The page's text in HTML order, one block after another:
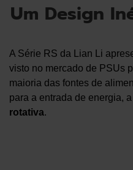
Um Design
A Série RS da Lian Li
visto no mercado de PSUs
maioria das fontes de
para a entrada de energia,
rotativa.